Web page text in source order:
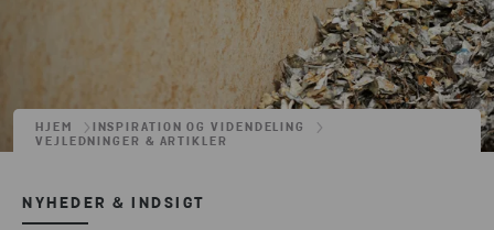
HJEM
INSPIRATION OG VIDENDELING
VEJLEDNINGER & ARTIKLER
NYHEDER & INDSIGT